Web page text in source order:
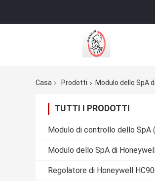
Casa Prodotti Modulo dello SpA
TUTTI I PRODOTTI
Modulo di controllo dello SpA
Modulo dello SpA di Honeywell
Regolatore di Honeywell